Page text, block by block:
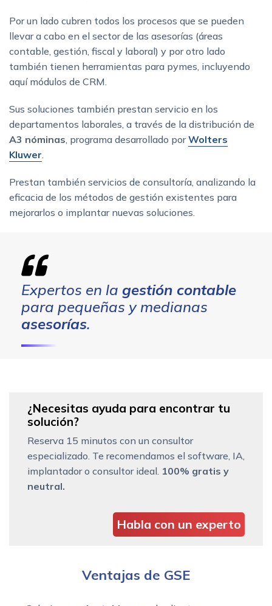
Por un lado cubren todos los procesos que se pueden
llevar a cabo en el sector de las asesorías (áreas
contable, gestión, fiscal y laboral) y por otro lado
también tienen herramientas para pymes, incluyendo
aquí módulos de CRM.
Sus soluciones también prestan servicio en los
departamentos laborales, a través de la distribución de
A3 nóminas , programa desarrollado porWolters
Kluwer
Prestan también servicios de consultoría, analizando la
eficacia de los métodos de gestión existentes para
mejorarlos o implantar nuevas soluciones.
Expertos en la gestión contable
para pequeñas y medianas
asesorías.
¿Necesitas ayuda para encontrar tu
solución?
Reserva 15 minutos con un consultor
especializado. Te recomendamos el software, IA,
implantador o consultor ideal. 100% gratis y
neutral.
Habla con un experto
Ventajas de GSE